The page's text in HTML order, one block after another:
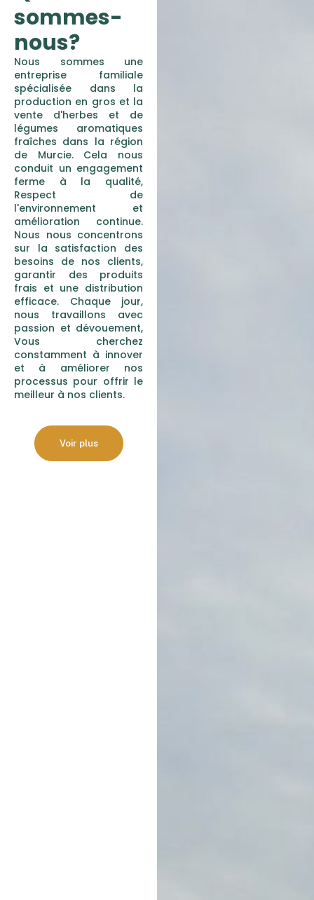
sommes-
nous?
Nous sommes une
entreprise familiale
spécialisée dans la
production en gros et la
vente d'herbes et de
légumes aromatiques
fraîches dans la région
de Murcie. Cela nous
conduit un engagement
ferme à la qualité,
Respect de
l'environnement et
amélioration continue.
Nous nous concentrons
sur la satisfaction des
besoins de nos clients,
garantir des produits
frais et une distribution
efficace. Chaque jour,
nous travaillons avec
passion et dévouement,
Vous cherchez
constamment à innover
et à améliorer nos
processus pour offrir le
meilleur à nos clients.
Voir plus